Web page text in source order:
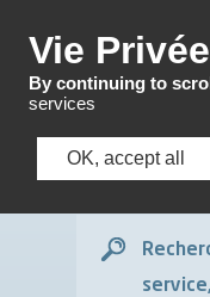
Vie Privée
By continuing to
services
OK, accept all